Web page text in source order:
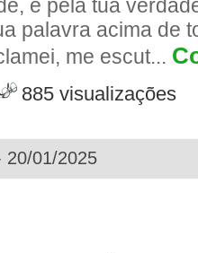
e pela tua
palavra acima de
me escut...
885 visualizações
20/01/2025